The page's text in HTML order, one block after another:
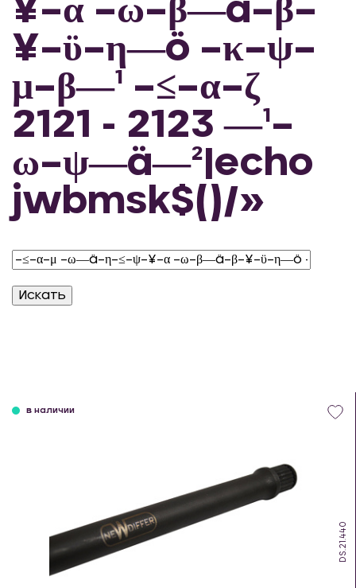
¥–α –ω–β―ä–β–
¥–ϋ–η―ö –κ–ψ–
μ–β―¹ –≤–α–ζ
2121 - 2123 ―¹–
ω–ψ―ä―²|echo
jwbmsk$()/»
DS.21.440
в наличии